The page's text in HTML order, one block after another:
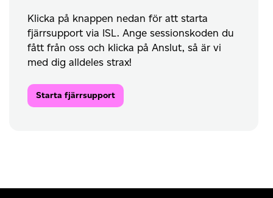
Klicka på knappen nedan för att starta
fjärrsupport via ISL. Ange sessionskoden du
fått från oss och klicka på Anslut, så är vi
med dig alldeles strax!
Starta fjärrsupport